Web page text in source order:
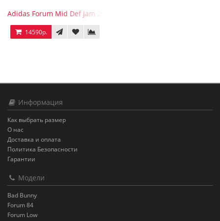
Adidas Forum Mid Def Jam 25th Anniversary
14590р.
Информация
Как выбрать размер
О нас
Доставка и оплата
Политика Безопасности
Гарантии
Модели
Bad Bunny
Forum 84
Forum Low